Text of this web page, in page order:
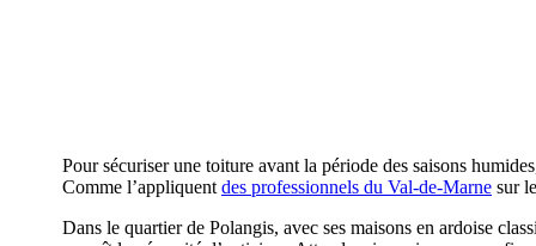
Pour sécuriser une toiture avant la période des saisons
Comme l’appliquent des professionnels du Val-de-Marne sur
Dans le quartier de Polangis, avec ses maisons en ardoise